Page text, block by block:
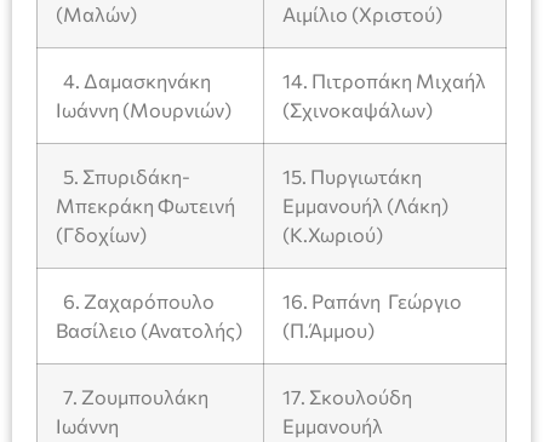
(Μαλών)
Αιμίλιο (Χριστού)
4. Δαμασκηνάκη
Ιωάννη (Μουρνιών)
14. Πιτροπάκη Μιχαήλ
(Σχινοκαψάλων)
5. Σπυριδάκη-
Μπεκράκη Φωτεινή
(Γδοχίων)
15. Πυργιωτάκη
Εμμανουήλ (Λάκη)
(Κ.Χωριού)
6. Ζαχαρόπουλο
Βασίλειο (Ανατολής)
16. Ραπάνη Γεώργιο
(Π.Άμμου)
7. Ζουμπουλάκη
Ιωάννη
17. Σκουλούδη
Εμμανουήλ